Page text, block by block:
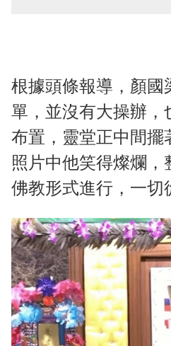
根據頭條報導，顏國
單，並沒有大操辦，
布置，靈堂正中間擺
照片中他笑得燦爛，
佛教形式進行，一切